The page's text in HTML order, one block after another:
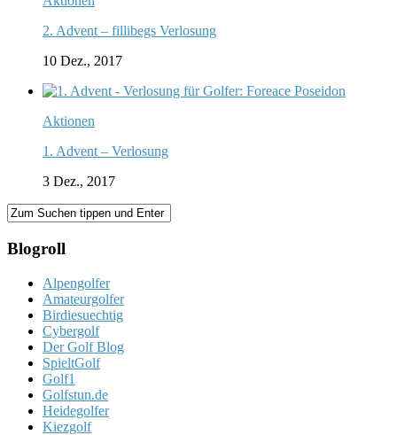
2. Advent – fillibegs Verlosung
10 Dez., 2017
Aktionen
1. Advent – Verlosung
3 Dez., 2017
Blogroll
Alpengolfer
Amateurgolfer
Birdiesuechtig
Cybergolf
Der Golf Blog
SpieltGolf
Golf1
Golfstun.de
Heidegolfer
Kiezgolf